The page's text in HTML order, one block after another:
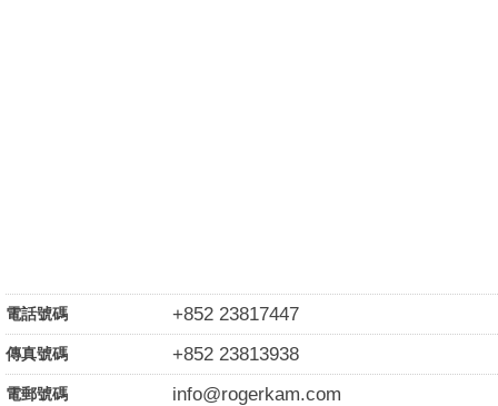
電話號碼 +852 23817447
傳真號碼 +852 23813938
電郵號碼 info@rogerkam.com